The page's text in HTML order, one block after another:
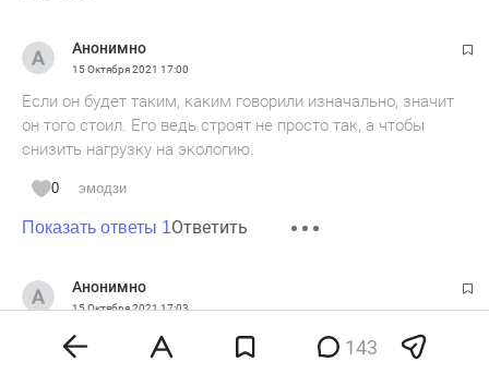
Анонимно
15 Октября 2021 17:00
Если он будет таким, каким говорили изначально, значит
он того стоил. Его ведь строят не просто так, а чтобы
снизить нагрузку на экологию.
0 эмодзи
Показать ответы 1Ответить
Анонимно
15 Октября 202117:03
ждём экскурсию БО на перерабатывающее предприятие
депутата Атласова,Николай удивите нас, и покажите всей
143